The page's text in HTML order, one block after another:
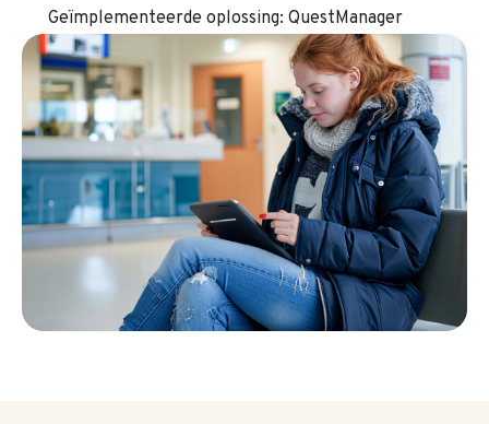
Geïmplementeerde oplossing: QuestManager